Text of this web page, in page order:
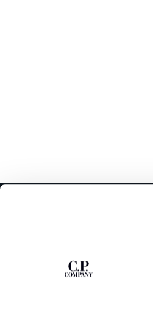
Treten Sie unserer Community bei
Sie Zugang zu exklusiven Inhalten,
und Sonderangeboten. Für Sie 10 %